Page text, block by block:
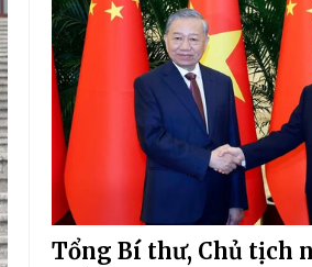
Tổng Bí thư, Chủ tịch